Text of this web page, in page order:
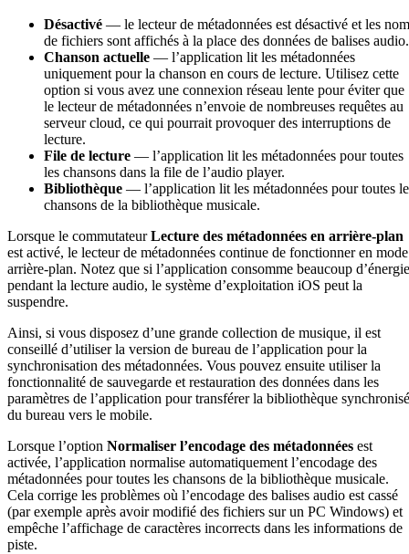
Désactivé — le lecteur de métadonnées est désactivé et les
de fichiers sont affichés à la place des données de balises audio.
Chanson actuelle — l’application lit les métadonnées
uniquement pour la chanson en cours de lecture. Utilisez cette
option si vous avez une connexion réseau lente pour éviter que
le lecteur de métadonnées n’envoie de nombreuses requêtes au
serveur cloud, ce qui pourrait provoquer des interruptions de
lecture.
File de lecture — l’application lit les métadonnées pour toutes
les chansons dans la file de l’audio player.
Bibliothèque — l’application lit les métadonnées pour toutes
chansons de la bibliothèque musicale.
Lorsque le commutateurLecture des métadonnées en arrière-plan
est activé, le lecteur de métadonnées continue de fonctionner en mode
arrière-plan. Notez que si l’application consomme beaucoup d’énergie
pendant la lecture audio, le système d’exploitation iOS peut la
suspendre.
Ainsi, si vous disposez d’une grande collection de musique, il est
conseillé d’utiliser la version de bureau de l’application pour la
synchronisation des métadonnées. Vous pouvez ensuite utiliser la
fonctionnalité de sauvegarde et restauration des données dans les
paramètres de l’application pour transférer la bibliothèque
du bureau vers le mobile.
Lorsque l’option Normaliser l’encodage des métadonnées est
activée, l’application normalise automatiquement l’encodage des
métadonnées pour toutes les chansons de la bibliothèque musicale.
Cela corrige les problèmes où l’encodage des balises audio est cassé
(par exemple après avoir modifié des fichiers sur un PC Windows) et
empêche l’affichage de caractères incorrects dans les informations de
piste.